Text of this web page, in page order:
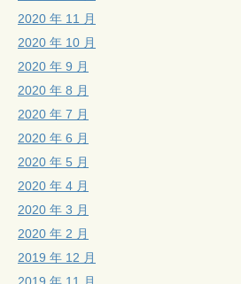
2020 年 11 月
2020 年 10 月
2020 年 9 月
2020 年 8 月
2020 年 7 月
2020 年 6 月
2020 年 5 月
2020 年 4 月
2020 年 3 月
2020 年 2 月
2019 年 12 月
2019 年 11 月